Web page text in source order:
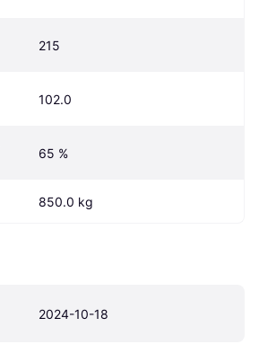
215
102.0
65 %
850.0 kg
2024-10-18